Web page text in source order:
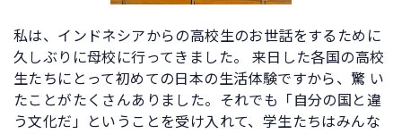
私は、インドネシアからの高校生のお世話をするために
久しぶりに母校に行ってきました。 来日した各国の高校
生たちにとって初めての日本の生活体験ですから、驚 い
たことがたくさんありました。それでも「自分の国と違
う文化だ」ということを受け入れて、学生たちはみんな